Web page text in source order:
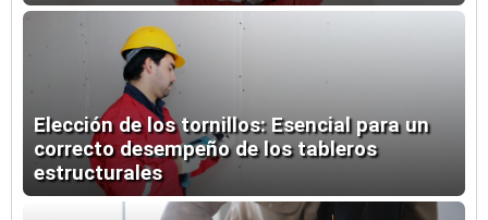
Elección de los tornillos: Esencial para un
correcto desempeño de los tableros
estructurales